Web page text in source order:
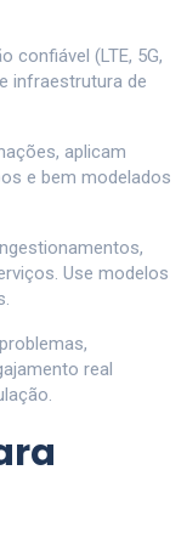
confiável (LTE, 5G,
infraestrutura de
aplicam
e bem modelados
Use modelos
real